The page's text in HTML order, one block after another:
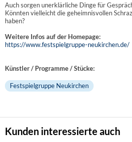
Auch sorgen unerklärliche Dinge für
Könnten vielleicht die geheimnisvollen
haben?
Weitere Infos auf der Homepage:
https://www.festspielgruppe-neukirchen.de/
Künstler / Programme / Stücke:
Festspielgruppe Neukirchen
Kunden interessierte auch